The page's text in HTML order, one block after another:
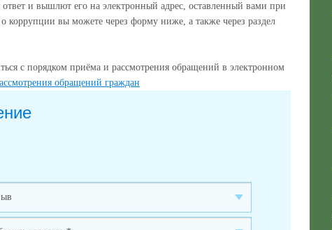
и вышлют его на электронный адрес, оставленный вами при
коррупции вы можете через форму ниже, а также через раздел
с порядком приёма и рассмотрения обращений в электронном
обращений граждан